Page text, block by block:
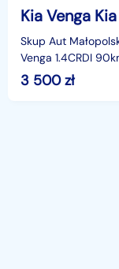
Kia Venga
Skup Aut
Venga 1.4CRDI 90km 10rRok produkcji:
hbLiczba miejsc:
3 500zł